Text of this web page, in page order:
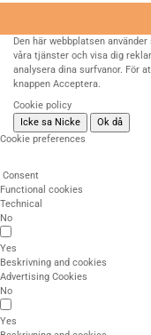
Den här webbplatsen
våra tjänster och visa dig
analysera dina surfvanor. För
knappen Acceptera.
Cookie policy
Icke sa Nicke
Ok då
Cookie preferences
Consent
Functional cookies
Technical
No
Yes
Beskrivning and cookies
Advertising Cookies
No
Yes